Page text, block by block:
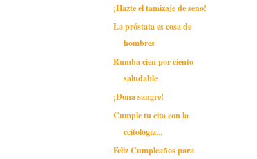
¡Hazte el tamizaje de seno!
La próstata es cosa de
hombres
Rumba cien por ciento
saludable
¡Dona sangre!
Cumple tu cita con la
ccitología...
Feliz Cumpleaños para